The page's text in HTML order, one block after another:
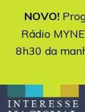
NOVO!
Rádio
8h30 da